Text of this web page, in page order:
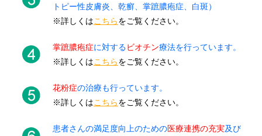
トピー性皮膚炎、乾癬、掌蹠膿疱症、白斑）
※詳しくはこちらをご覧ください。
掌蹠膿疱症に対するビオチン療法を行っています。
※詳しくはこちらをご覧ください。
花粉症の治療も行っています。
※詳しくはこちらをご覧ください。
患者さんの満足度向上のための医療連携の充実及び